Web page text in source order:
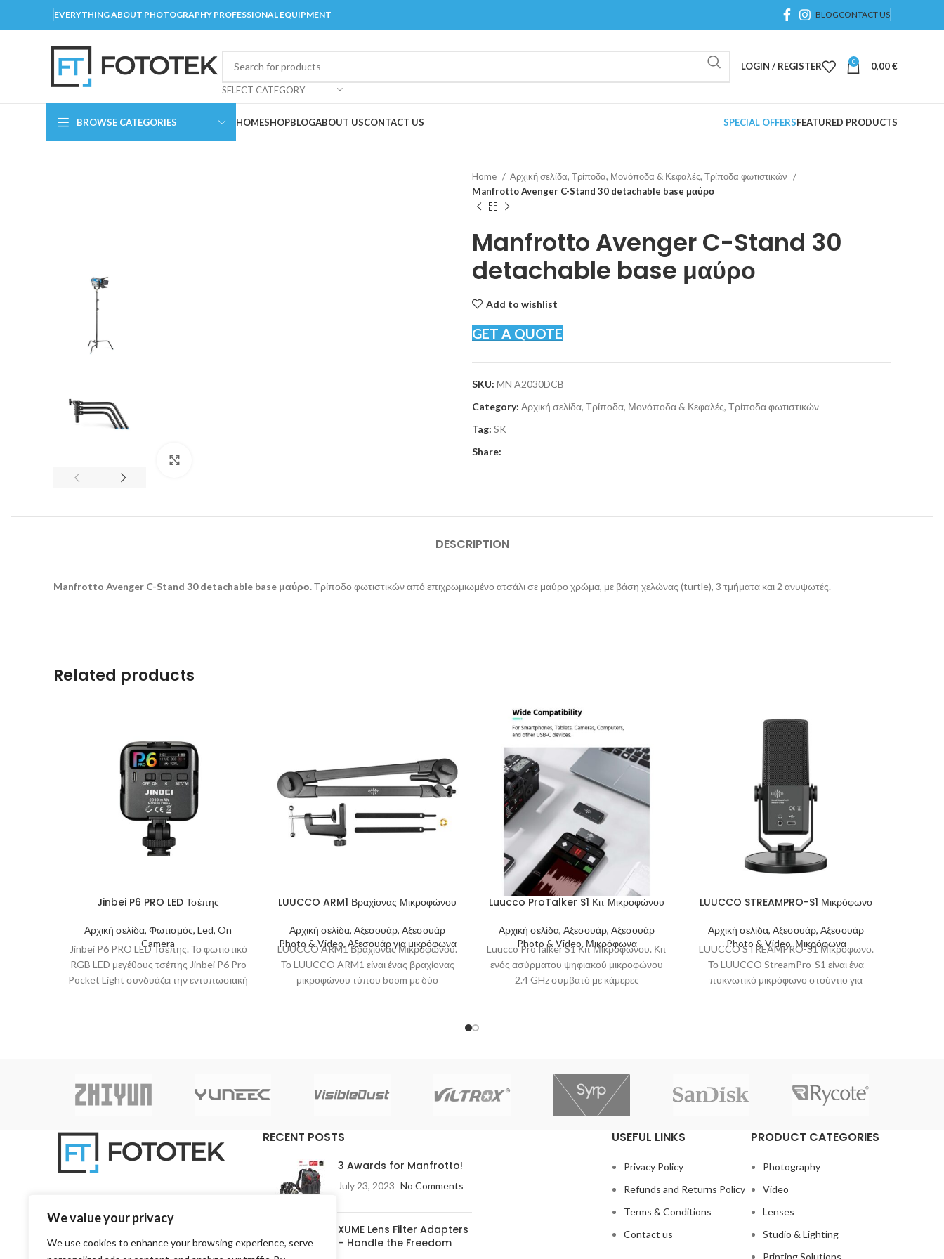
We value your privacy
We use cookies to enhance your browsing experience, serve
EVERYTHING ABOUT PHOTOGRAPHY PROFESSIONAL EQUIPMENT BLOGCONTACT US
SELECT CATEGORY
LOGIN / REGISTER 0 0,00€
BROWSE CATEGORIES HOMESHOPBLOGABOUT USCONTACT US SPECIAL OFFERSFEATURED PRODUCTS
Home
Αρχική σελίδα, Τρίποδα, Μονόποδα & Κεφαλές, Τρίποδα φωτιστικών
Manfrotto Avenger C-Stand 30 detachable base μαύρο
Manfrotto Avenger C-Stand 30
detachable base μαύρο
Add to wishlist
GET A QUOTE
SKU: MN A2030DCB
Category: Αρχική σελίδα, Τρίποδα, Μονόποδα & Κεφαλές, Τρίποδα φωτιστικών
Tag: SK
Share:
DESCRIPTION
Manfrotto Avenger C-Stand 30 detachable base μαύρο.Τρίποδο φωτιστικών από επιχρωμιωμένο ατσάλι σε μαύρο χρώμα, με βάση χελώνας (turtle), 3 τμήματα και 2 ανυψωτές.
Related products
Jinbei P6 PRO LED Τσέπης
Αρχική σελίδα, Φωτισμός, Led, On
Camera
Jinbei P6 PRO LED Τσέπης. Το φωτιστικό
RGB LED μεγέθους τσέπης Jinbei P6 Pro
Pocket Light συνδυάζει την εντυπωσιακή
LUUCCO ARM1 Βραχίονας Μικροφώνου
Αρχική σελίδα, Αξεσουάρ, Αξεσουάρ
Photo & Video, Αξεσουάρ για μικρόφωνα
LUUCCO ARM1 Βραχίονας Μικροφώνου.
Το LUUCCO ARM1 είναι ένας βραχίονας
μικροφώνου τύπου boom με δύο
Luucco ProTalker S1 Κιτ Μικροφώνου
Αρχική σελίδα, Αξεσουάρ, Αξεσουάρ
Photo & Video, Μικρόφωνα
Luucco ProTalker S1 Κιτ Μικροφώνου. Κιτ
ενός ασύρματου ψηφιακού μικροφώνου
2.4 GHz συμβατό με κάμερες
LUUCCO STREAMPRO-S1 Μικρόφωνο
Αρχική σελίδα, Αξεσουάρ, Αξεσουάρ
Photo & Video, Μικρόφωνα
LUUCCO STREAMPRO-S1 Μικρόφωνο.
Το LUUCCO StreamPro-S1 είναι ένα
πυκνωτικό μικρόφωνο στούντιο για
We specialise in all aspects regarding
photography and videography on a pan-Cyprian
RECENT POSTS
3 Awards for Manfrotto!
July 23, 2023 No Comments
XUME Lens Filter Adapters
– Handle the Freedom
USEFUL LINKS
Privacy Policy
Refunds and Returns Policy
Terms & Conditions
Contact us
PRODUCT CATEGORIES
Photography
Video
Lenses
Studio & Lighting